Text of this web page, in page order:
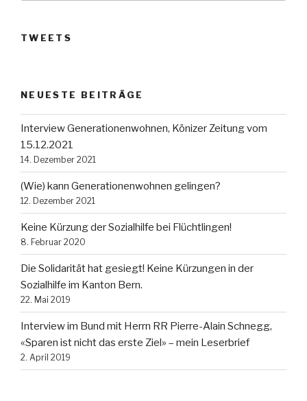
TWEETS
NEUESTE BEITRÄGE
Interview Generationenwohnen, Könizer Zeitung vom
15.12.2021
14. Dezember 2021
(Wie) kann Generationenwohnen gelingen?
12. Dezember 2021
Keine Kürzung der Sozialhilfe bei Flüchtlingen!
8. Februar 2020
Die Solidarität hat gesiegt! Keine Kürzungen in der
Sozialhilfe im Kanton Bern.
22. Mai 2019
Interview im Bund mit Herrn RR Pierre-Alain Schnegg,
«Sparen ist nicht das erste Ziel» – mein Leserbrief
2. April 2019